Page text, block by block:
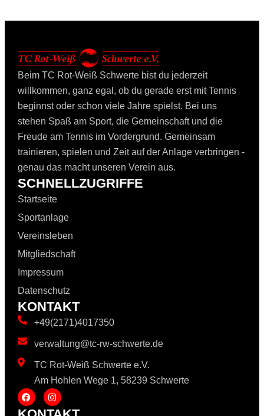
Beim TC Rot-Weiß Schwerte bist du jederzeit
willkommen, ganz egal, ob du gerade erst mit Tennis
beginnst oder schon viele Jahre spielst. Bei uns
stehen Spaß am Sport, die Gemeinschaft und die
Freude am Tennis im Vordergrund. Gemeinsam
trainieren, spielen und Zeit auf der Anlage verbringen -
genau das macht unseren Verein aus.
SCHNELLZUGRIFFE
Startseite
Sportanlage
Vereinsleben
Mitgliedschaft
Impressum
Datenschutz
KONTAKT
+49(2171)4017350
verwaltung@tc-rw-schwerte.de
TC Rot-Weiß Schwerte e.V.
Am Hohlen Wege 1, 58239 Schwerte